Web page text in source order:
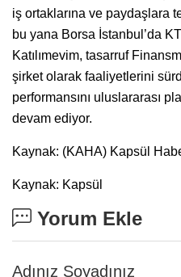
iş ortaklarına ve paydaşlara
bu yana Borsa İstanbul’da
Katılımevim, tasarruf
şirket olarak faaliyetlerini
performansını uluslararası
devam ediyor.
Kaynak: (KAHA) Kapsül
Kaynak: Kapsül
Yorum Ekle
Adınız Soyadınız